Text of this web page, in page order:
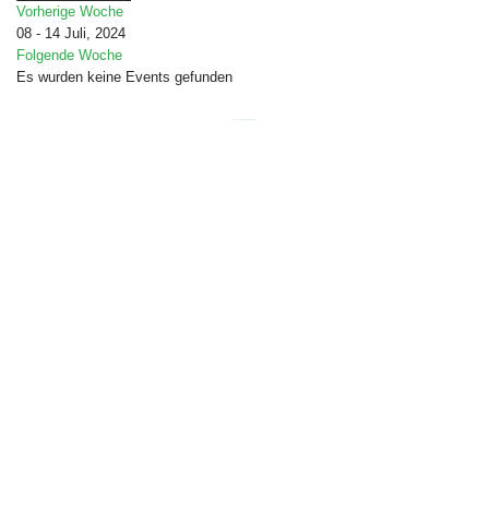
Vorherige Woche
08 - 14 Juli, 2024
Folgende Woche
Es wurden keine Events gefunden